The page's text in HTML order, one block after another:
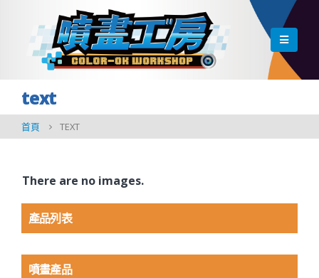
text
首頁 TEXT
There are no images.
產品列表
噴畫產品